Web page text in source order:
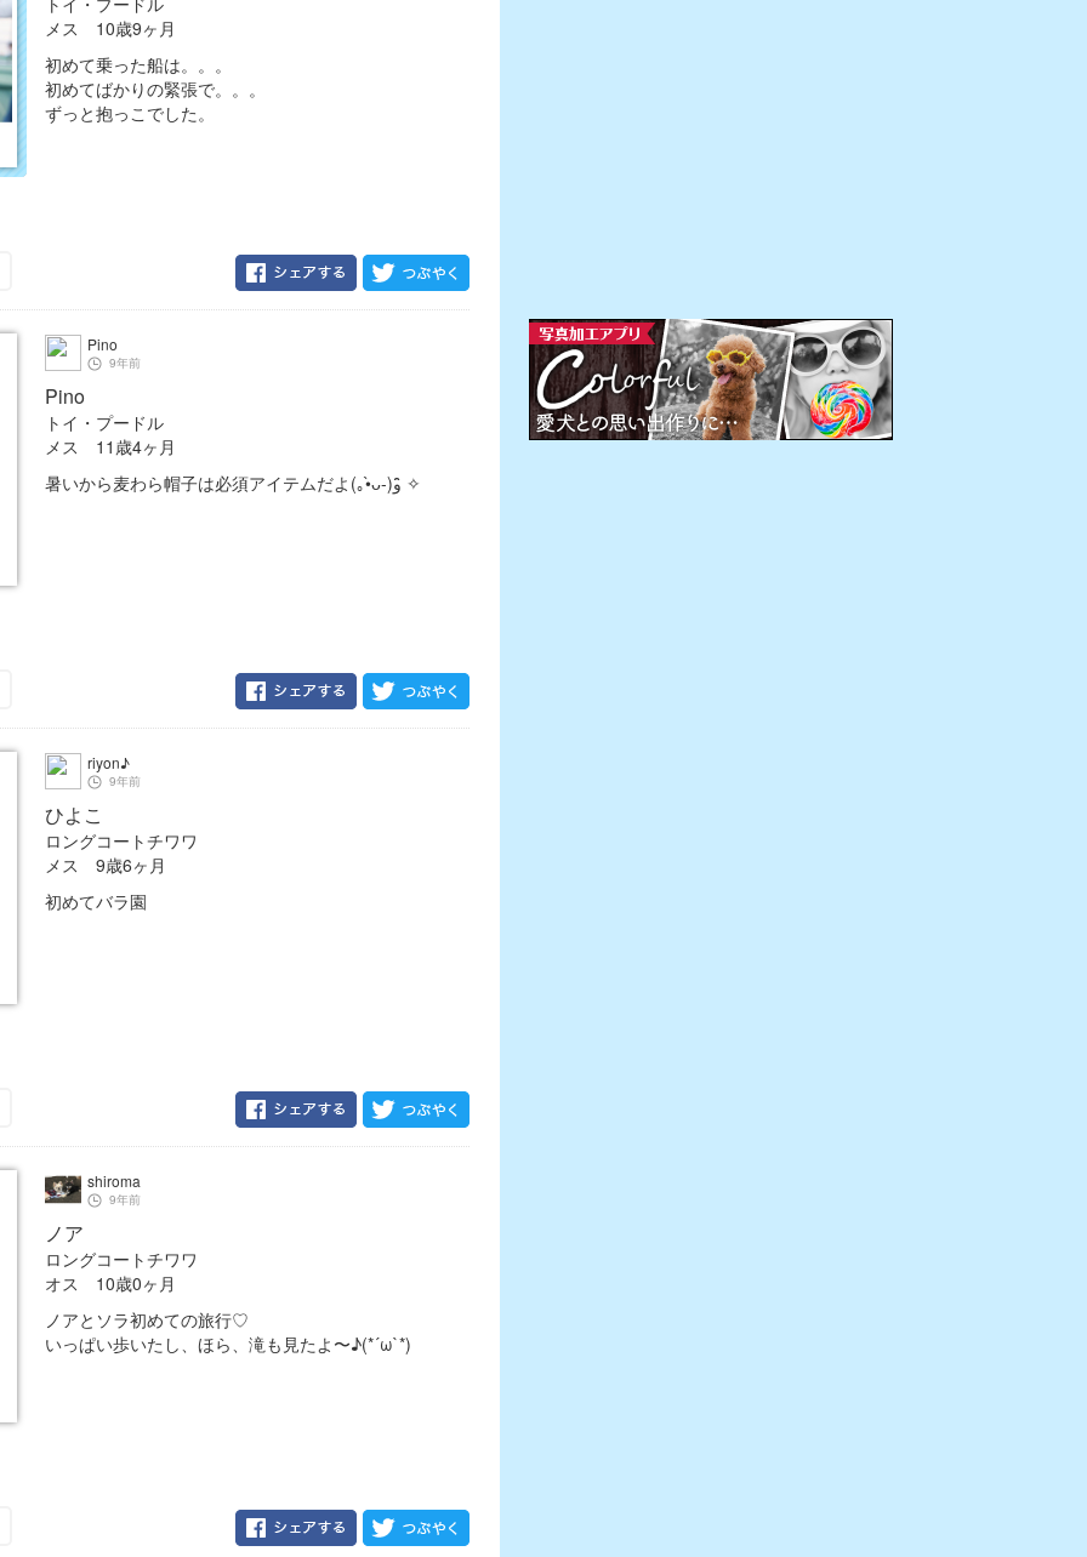
メス 10歳9ヶ月
初めて乗った船は。。。
初めてばかりの緊張で。。。
ずっと抱っこでした。
Pino
9年前
Pino
トイ・プードル
メス 11歳4ヶ月
暑いから麦わら帽子は必須アイテムだよ(｡•̀ᴗ-)و ̑̑✧
riyon♪
9年前
ひよこ
ロングコートチワワ
メス 9歳6ヶ月
初めてバラ園
shiroma
9年前
ノア
ロングコートチワワ
オス 10歳0ヶ月
ノアとソラ初めての旅行♡
いっぱい歩いたし、ほら、滝も見たよ〜♪(*´ω`*)